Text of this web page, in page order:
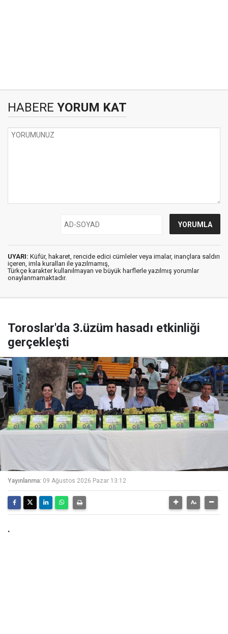
HABERE YORUM KAT
UYARI: Küfür, hakaret, rencide edici cümleler veya imalar, inançlara saldırı
içeren, imla kuralları ile yazılmamış,
Türkçe karakter kullanılmayan ve büyük harflerle yazılmış yorumlar
onaylanmamaktadır.
Toroslar'da 3.üzüm hasadı etkinliği
gerçekleşti
Yayınlanma: 09 Ağustos 2026 Pazar 13:12
.